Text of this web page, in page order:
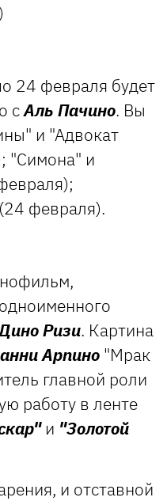
24 февраля будет
сАль Пачино. Вы
и "Адвокат
"Симона" и
февраля).
Ризи. Картина
Арпино "Мрак
главной роли
работу в ленте
и "Золотой
и отставной